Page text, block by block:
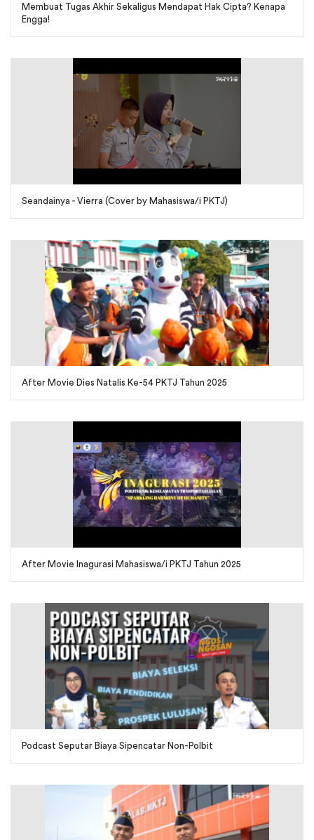
Membuat Tugas Akhir Sekaligus Mendapat Hak Cipta? Kenapa
Engga!
Seandainya - Vierra (Cover by Mahasiswa/i PKTJ)
After Movie Dies Natalis Ke-54 PKTJ Tahun 2025
After Movie Inagurasi Mahasiswa/i PKTJ Tahun 2025
Podcast Seputar Biaya Sipencatar Non-Polbit